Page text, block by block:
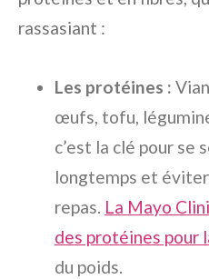
rassasiant :
Les protéines :
œufs, tofu,
c’est la clé pour se
longtemps et
repas. La Mayo
des protéines pour
du poids.